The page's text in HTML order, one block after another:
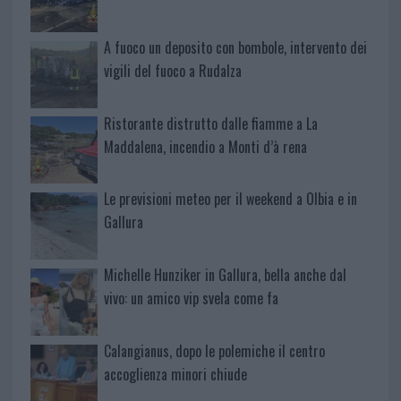
A fuoco un deposito con bombole, intervento dei
vigili del fuoco a Rudalza
Ristorante distrutto dalle fiamme a La
Maddalena, incendio a Monti d’à rena
Le previsioni meteo per il weekend a Olbia e in
Gallura
Michelle Hunziker in Gallura, bella anche dal
vivo: un amico vip svela come fa
Calangianus, dopo le polemiche il centro
accoglienza minori chiude